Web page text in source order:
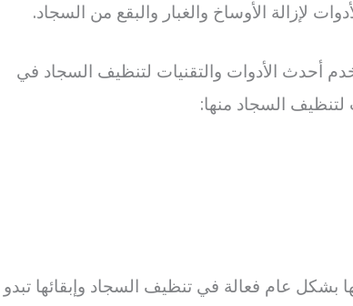
لإزالة الأوساخ والغبار والبقع من السجاد.
أحدث الأدوات والتقنيات لتنظيف السجاد في
السجاد منها:
بشكل عام فعالة في تنظيف السجاد وإبقائها تبدو